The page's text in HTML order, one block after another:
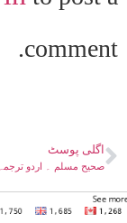
comment.
اگلی پوسٹ
صحیح مسلم ۔ اردو ترجمہ